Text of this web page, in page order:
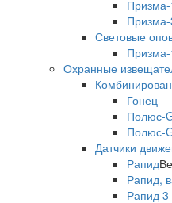
Световые
Охранные
Гонец
Полюс-
Полюс-
Датчики
Рапид
Рапид,
Рапид 3